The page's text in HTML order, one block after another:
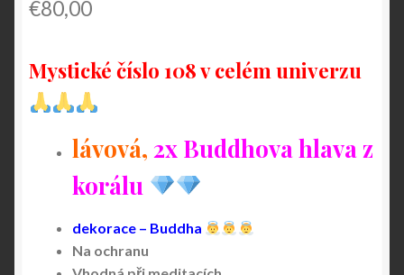
€80,00
Mystické číslo 108 v celém univerzu
lávová, 2x Buddhova hlava z
korálu
dekorace – Buddha
Na ochranu